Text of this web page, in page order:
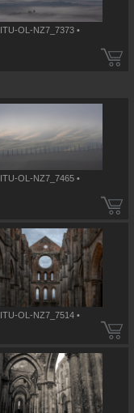
ITU-OL-NZ7_7373 •
ITU-OL-NZ7_7465 •
ITU-OL-NZ7_7514 •